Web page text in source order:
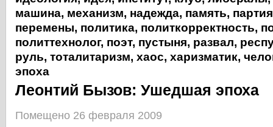
машина, механизм, надежда, память, партия
перемены, политика, политкорректность,
политтехнолог, поэт, пустыня, развал,
руль, тоталитаризм, хаос, харизматик,
эпоха
Леонтий Бызов: Ушедшая эпоха
Помещено 26 февраля 2009